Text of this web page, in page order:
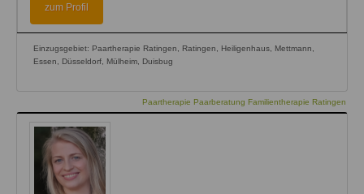
zum Profil
Einzugsgebiet: Paartherapie Ratingen, Ratingen, Heiligenhaus, Mettmann,
Essen, Düsseldorf, Mülheim, Duisbug
Paartherapie Paarberatung Familientherapie Ratingen